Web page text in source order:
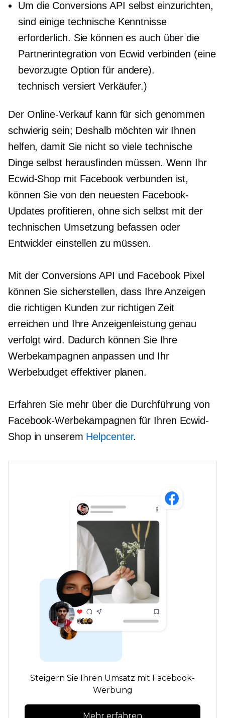
Um die Conversions API selbst einzurichten,
sind einige technische Kenntnisse
erforderlich. Sie können es auch über die
Partnerintegration von Ecwid verbinden (eine
bevorzugte Option für andere).
technisch versiert Verkäufer.)
Der Online-Verkauf kann für sich genommen
schwierig sein; Deshalb möchten wir Ihnen
helfen, damit Sie nicht so viele technische
Dinge selbst herausfinden müssen. Wenn Ihr
Ecwid-Shop mit Facebook verbunden ist,
können Sie von den neuesten Facebook-
Updates profitieren, ohne sich selbst mit der
technischen Umsetzung befassen oder
Entwickler einstellen zu müssen.
Mit der Conversions API und Facebook Pixel
können Sie sicherstellen, dass Ihre Anzeigen
die richtigen Kunden zur richtigen Zeit
erreichen und Ihre Anzeigenleistung genau
verfolgt wird. Dadurch können Sie Ihre
Werbekampagnen anpassen und Ihr
Werbebudget effektiver planen.
Erfahren Sie mehr über die Durchführung von
Facebook-Werbekampagnen für Ihren Ecwid-
Shop in unserem Helpcenter.
Steigern Sie Ihren Umsatz mit Facebook-
Werbung
Mehr erfahren